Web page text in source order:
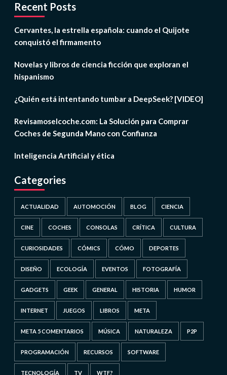
Recent Posts
Cervantes, la estrella española: cuando el Quijote
conquistó el firmamento
Novelas y libros de ciencia ficción que exploran el
hispanismo
¿Quién está intentando tumbar a DeepSeek? [VIDEO]
Revisamoselcoche.com: La Solución para Comprar
Coches de Segunda Mano con Confianza
Inteligencia Artificial y ética
Categories
ACTUALIDAD AUTOMOCIÓN BLOG CIENCIA
CINE COCHES CONSOLAS CRÍTICA CULTURA
CURIOSIDADES CÓMICS CÓMO DEPORTES
DISEÑO ECOLOGÍA EVENTOS FOTOGRAFÍA
GADGETS GEEK GENERAL HISTORIA HUMOR
INTERNET JUEGOS LIBROS META
META 5 COMENTARIOS MÚSICA NATURALEZA P2P
PROGRAMACIÓN RECURSOS SOFTWARE
TECNOLOGÍA TV WTF?